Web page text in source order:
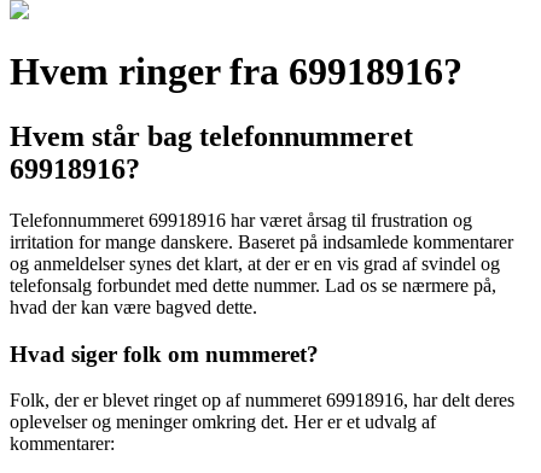
Hvem ringer fra 69918916?
Hvem står bag telefonnummeret
69918916?
Telefonnummeret 69918916 har været årsag til frustration og
irritation for mange danskere. Baseret på indsamlede kommentarer
og anmeldelser synes det klart, at der er en vis grad af svindel og
telefonsalg forbundet med dette nummer. Lad os se nærmere på,
hvad der kan være bagved dette.
Hvad siger folk om nummeret?
Folk, der er blevet ringet op af nummeret 69918916, har delt deres
oplevelser og meninger omkring det. Her er et udvalg af
kommentarer: